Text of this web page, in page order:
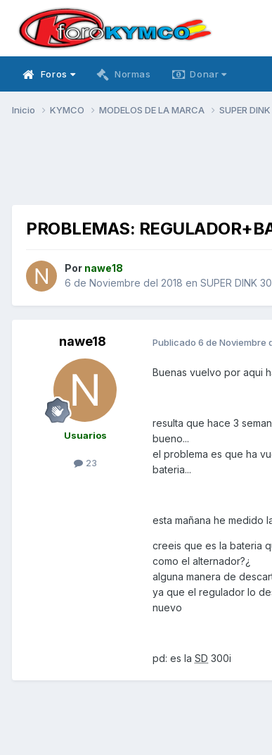
Foros Normas Donar
Inicio KYMCO MODELOS DE LA MARCA SUPER DINK
PROBLEMAS:
Por nawe18
6 de Noviembre del 2018 en SUPER DINK
nawe18
Usuarios
23
Publicado 6 de Noviembre
Buenas vuelvo por aqui
resulta que hace 3
bueno...
el problema es que ha
bateria...
esta mañana he medido
creeis que es la bateria
como el alternador?¿
alguna manera de
ya que el regulador lo
nuevo
pd: es la SD 300i